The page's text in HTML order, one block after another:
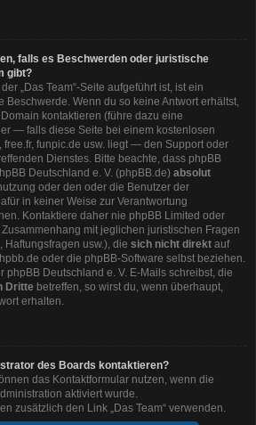
falls es Beschwerden oder juristische
gibt?
„Das Team“-Seite aufgeführt ist, ist ein
Beschwerde. Wenn du so keine Antwort erhältst,
kontaktieren (führe dazu eine
— falls diese Seite bei einem kostenlosen
free.fr, funpic.de usw. liegt — den Support oder
Dienstes. Bitte beachte, dass phpBB
Deutschland e. V. (phpBB.de) absolut
oder den oder die Benutzer der
in keiner Weise zur Verantwortung
Kontaktiere daher nie phpBB Limited oder
mit jeglichen juristischen Fragen
usw.), die sich nicht direkt auf
oder die phpBB-Software selbst beziehen.
phpBB Deutschland e. V. E-Mails schreibst, die
Dritte betreffen, so wirst du, wenn überhaupt,
erhalten.
des Boards kontaktieren?
das Kontaktformular nutzen, wenn die
aktiviert wurde.
zusätzlich den Link „Das Team“ verwenden.